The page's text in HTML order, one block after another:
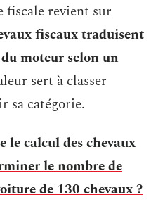
fiscale revient sur
fiscaux traduisent
moteur selon un
sert à classer
sa catégorie.
le calcul des chevaux
le nombre de
de 130 chevaux ?